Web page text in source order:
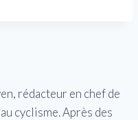
rédacteur en chef de
cyclisme. Après des